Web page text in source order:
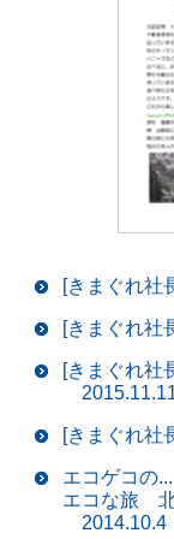
[きまぐれ社
[きまぐれ社
[きまぐれ社
[きまぐれ社
エコゲコの
エコな旅 北
2014.10.4